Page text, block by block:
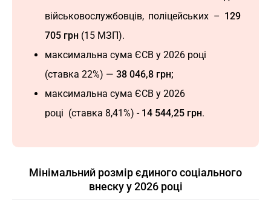
військовослужбовців, поліцейських – 129
705 грн (15 МЗП).
максимальна сума ЄСВ у 2026 році
(ставка 22%) — 38 046,8 грн;
максимальна сума ЄСВ у 2026
році (ставка 8,41%) -14 544,25 грн.
Мінімальний розмір єдиного соціального
внеску у 2026 році